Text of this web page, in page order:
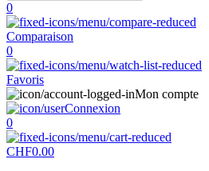
0
Comparaison
0
Favoris
Mon compte
Connexion
0
CHF0.00